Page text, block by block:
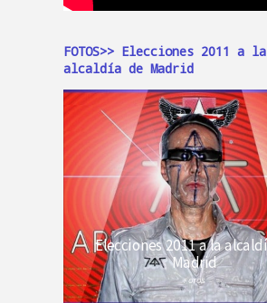
FOTOS>> Elecciones 2011 a la
alcaldía de Madrid